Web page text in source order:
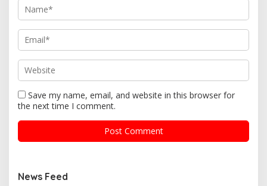
Save my name, email, and website in this browser for
the next time I comment.
News Feed